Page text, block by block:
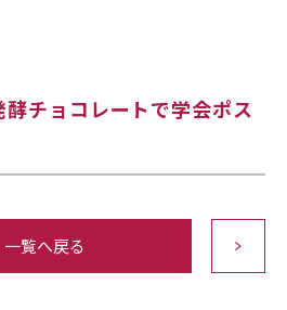
チョコレートで学会ポス
一覧へ戻る